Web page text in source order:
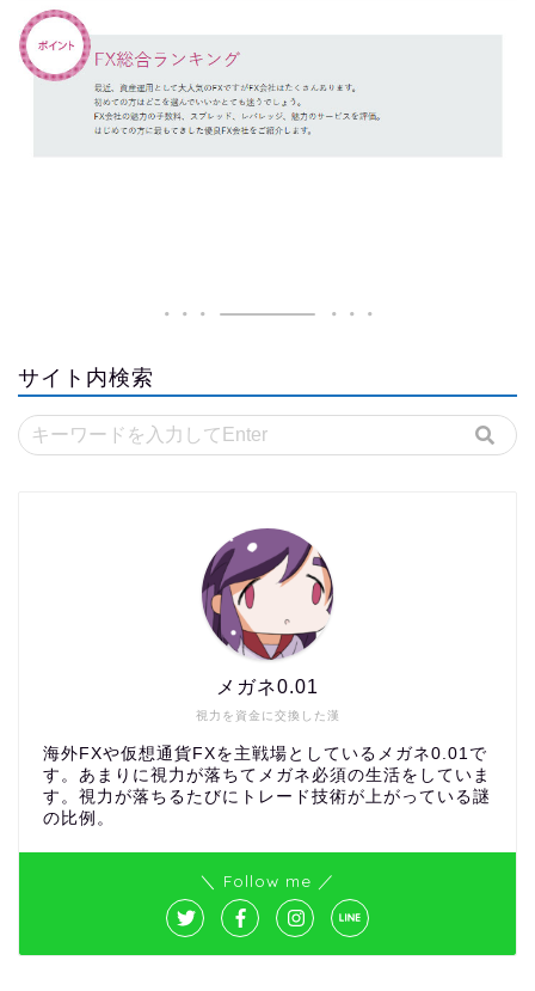
サイト内検索
視力を資金に交換した漢
メガネ0.01
海外FXや仮想通貨FXを主戦場としているメガネ0.01で
す。あまりに視力が落ちてメガネ必須の生活をしていま
す。視力が落ちるたびにトレード技術が上がっている謎
の比例。
＼ Follow me ／